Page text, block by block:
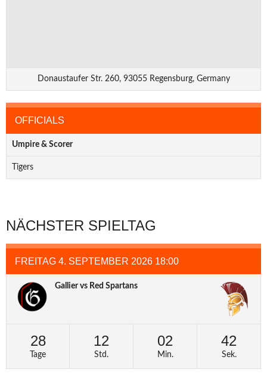
Donaustaufer Str. 260, 93055 Regensburg, Germany
OFFICIALS
Umpire & Scorer
Tigers
NÄCHSTER SPIELTAG
FREITAG 4. SEPTEMBER 2026 18:00
Gallier vs Red Spartans
28
Tage
12
Std.
02
Min.
42
Sek.